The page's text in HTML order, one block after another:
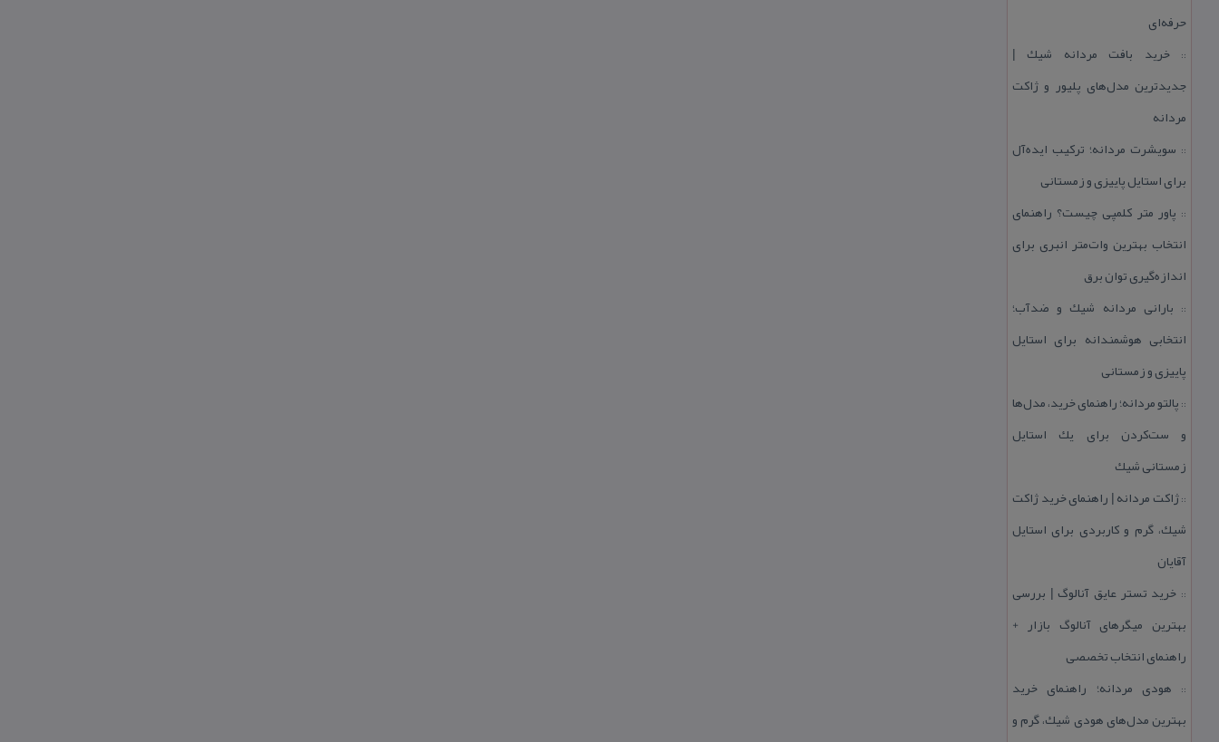
حرفه‌ای
::خرید بافت مردانه شیك |
جدیدترین مدل‌های پلیور و ژاكت
مردانه
:: سویشرت مردانه؛ تركیب ایده‌آل
برای استایل پاییزی و زمستانی
:: پاور متر كلمپی چیست؟ راهنمای
انتخاب بهترین وات‌متر انبری برای
اندازه‌گیری توان برق
:: بارانی مردانه شیك و ضدآب؛
انتخابی هوشمندانه برای استایل
پاییزی و زمستانی
:: پالتو مردانه؛ راهنمای خرید، مدل‌ها
و ست‌كردن برای یك استایل
زمستانی شیك
::ژاكت مردانه | راهنمای خرید ژاكت
شیك، گرم و كاربردی برای استایل
آقایان
:: خرید تستر عایق آنالوگ | بررسی
بهترین میگرهای آنالوگ بازار +
راهنمای انتخاب تخصصی
:: هودی مردانه؛ راهنمای خرید
بهترین مدل‌های هودی شیك، گرم و